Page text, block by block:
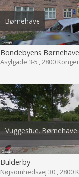
Børnehave
Bondebyens Børnehave
Vuggestue, Børnehave
Bulderby